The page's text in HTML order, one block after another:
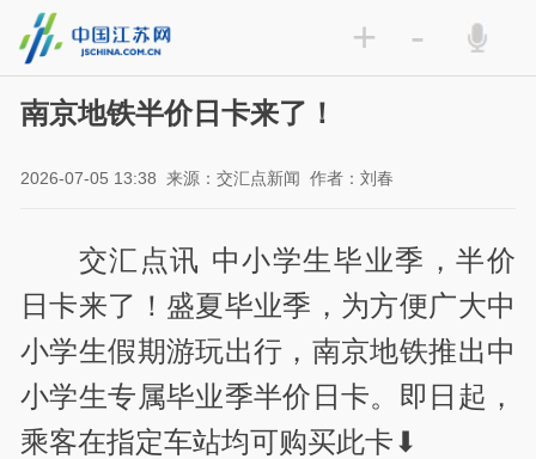
+ -
南京地铁半价日卡来了！
2026-07-05 13:38 来源：交汇点新闻 作者：刘春
交汇点讯 中小学生毕业季，半价
日卡来了！盛夏毕业季，为方便广大中
小学生假期游玩出行，南京地铁推出中
小学生专属毕业季半价日卡。即日起，
乘客在指定车站均可购买此卡⬇